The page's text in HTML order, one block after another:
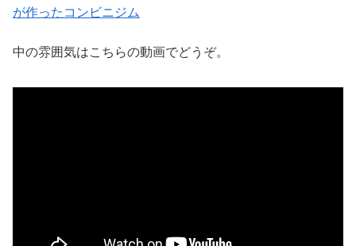
が作ったコンビニジム
中の雰囲気はこちらの動画でどうぞ。